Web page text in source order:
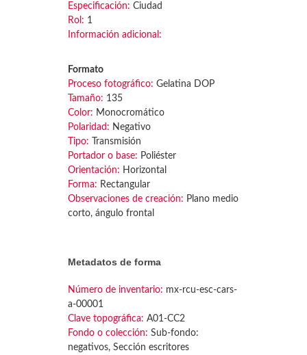
Especificación: Ciudad
Rol: 1
Información adicional:
Formato
Proceso fotográfico: Gelatina DOP
Tamaño: 135
Color: Monocromático
Polaridad: Negativo
Tipo: Transmisión
Portador o base: Poliéster
Orientación: Horizontal
Forma: Rectangular
Observaciones de creación: Plano medio
corto, ángulo frontal
Metadatos de forma
Número de inventario: mx-rcu-esc-cars-
a-00001
Clave topográfica: A01-CC2
Fondo o colección: Sub-fondo:
negativos, Sección escritores